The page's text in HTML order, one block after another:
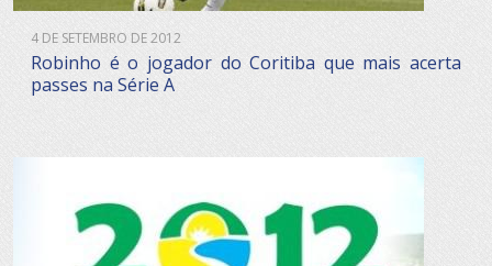
4 DE SETEMBRO DE 2012
Robinho é o jogador do Coritiba que mais acerta
passes na Série A